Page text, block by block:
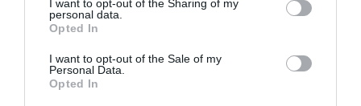
not limited to your visit or usage behaviour. You may click to
grant or deny consent to Google and its third-party tags to
use your data for below specified purposes in below Google
consent section.
I want to opt-out of the Sharing of my
personal data.
Opted In
I want to opt-out of the Sale of my
Personal Data.
Opted In